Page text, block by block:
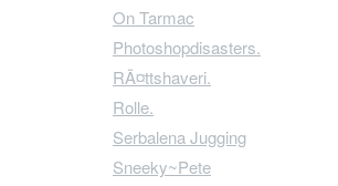
On Tarmac
Photoshopdisasters.
RÃ¤ttshaveri.
Rolle.
Serbalena Jugging
Sneeky~Pete